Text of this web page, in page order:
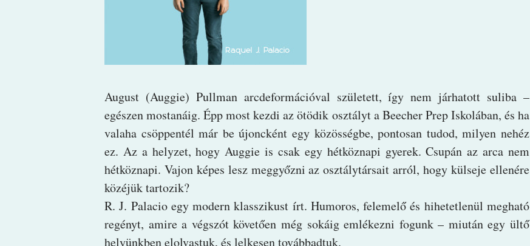
August (Auggie) Pullman arcdeformációval született, így nem járhatott suliba –
egészen mostanáig. Épp most kezdi az ötödik osztályt a Beecher Prep Iskolában, és ha
valaha csöppentél már be újoncként egy közösségbe, pontosan tudod, milyen nehéz
ez. Az a helyzet, hogy Auggie is csak egy hétköznapi gyerek. Csupán az arca nem
hétköznapi. Vajon képes lesz meggyőzni az osztálytársait arról, hogy külseje ellenére
közéjük tartozik?
R. J. Palacio egy modern klasszikust írt. Humoros, felemelő és hihetetlenül megható
regényt, amire a végszót követően még sokáig emlékezni fogunk – miután egy ültő
helyünkben elolvastuk, és lelkesen továbbadtuk.